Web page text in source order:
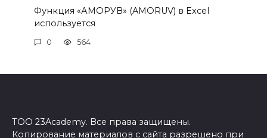
Функция «АМОРУВ» (AMORUV) в Excel
используется
0 564
ТОО 23Academy. Все права защищены.
Копирование материалов с сайта разрешено при